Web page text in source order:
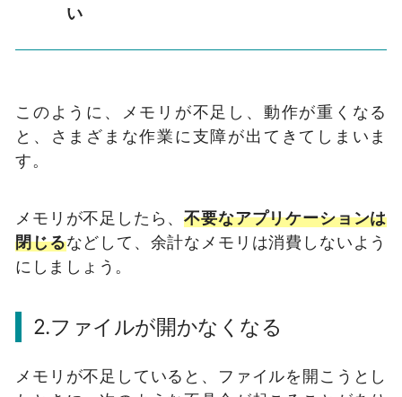
い
このように、メモリが不足し、動作が重くなる
と、さまざまな作業に支障が出てきてしまいま
す。
メモリが不足したら、不要なアプリケーションは
閉じるなどして、余計なメモリは消費しないよう
にしましょう。
2.ファイルが開かなくなる
メモリが不足していると、ファイルを開こうとし